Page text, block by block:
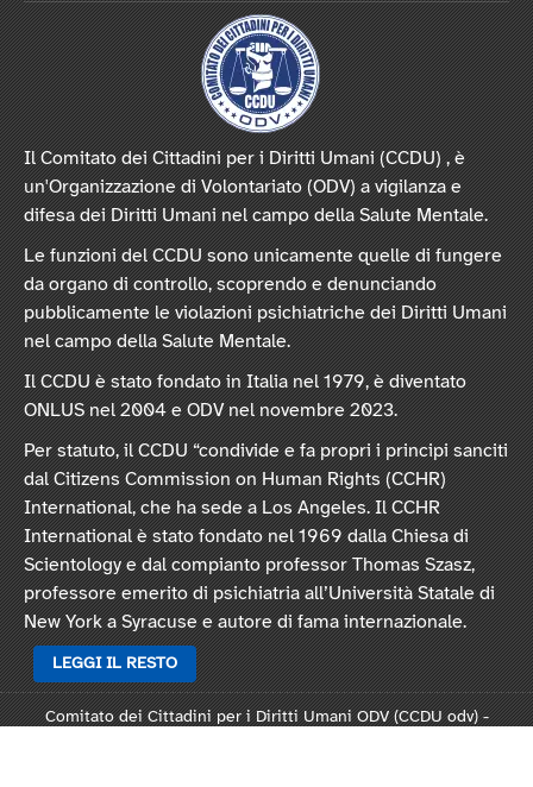
Il Comitato dei Cittadini per i Diritti Umani (CCDU) , è
un'Organizzazione di Volontariato (ODV) a vigilanza e
difesa dei Diritti Umani nel campo della Salute Mentale.
Le funzioni del CCDU sono unicamente quelle di fungere
da organo di controllo, scoprendo e denunciando
pubblicamente le violazioni psichiatriche dei Diritti Umani
nel campo della Salute Mentale.
Il CCDU è stato fondato in Italia nel 1979, è diventato
ONLUS nel 2004 e ODV nel novembre 2023.
Per statuto, il CCDU “condivide e fa propri i principi sanciti
dal Citizens Commission on Human Rights (CCHR)
International, che ha sede a Los Angeles. Il CCHR
International è stato fondato nel 1969 dalla Chiesa di
Scientology e dal compianto professor Thomas Szasz,
professore emerito di psichiatria all’Università Statale di
New York a Syracuse e autore di fama internazionale.
LEGGI IL RESTO
Comitato dei Cittadini per i Diritti Umani ODV (CCDU odv) -